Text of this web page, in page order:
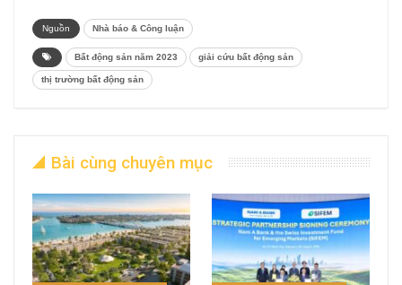
Nguồn Nhà báo & Công luận
Bất động sản năm 2023 giải cứu bất động sản
thị trường bất động sản
Bài cùng chuyên mục